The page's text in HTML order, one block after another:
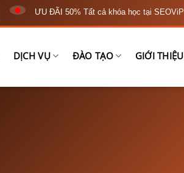
ƯU ĐÃI 50% Tất cả khóa học tại SEOViP
DỊCH VỤ ĐÀO TẠO GIỚI THIỆU